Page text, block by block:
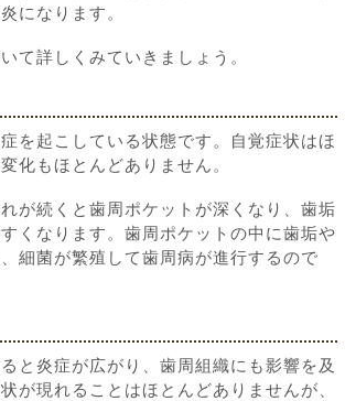
になります。
て詳しくみていきましょう。
を起こしている状態です。自覚症状はほ
化もほとんどありません。
が続くと歯周ポケットが深くなり、歯垢
くなります。歯周ポケットの中に歯垢や
細菌が繁殖して歯周病が進行するので
と炎症が広がり、歯周組織にも影響を及
が現れることはほとんどありませんが、